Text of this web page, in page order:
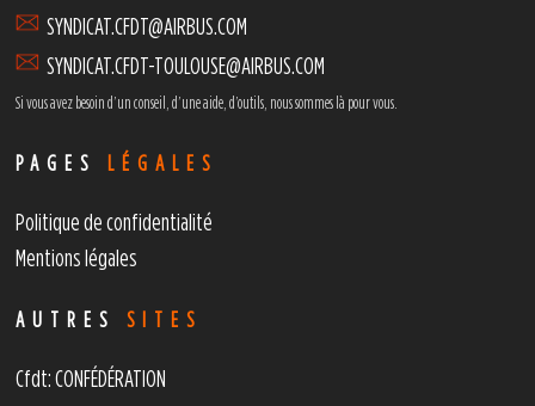
SYNDICAT.CFDT@AIRBUS.COM
SYNDICAT.CFDT-TOULOUSE@AIRBUS.COM
Si vous avez besoin d’un conseil, d’une aide, d’outils, nous sommes là pour vous.
PAGES LÉGALES
Politique de confidentialité
Mentions légales
AUTRESSITES
Cfdt: CONFÉDÉRATION